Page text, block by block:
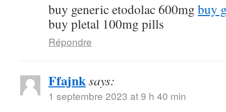
buy generic etodolac 600mg buy
buy pletal 100mg pills
Répondre
Ffajnksays:
1 septembre 2023 at 9 h 40 min